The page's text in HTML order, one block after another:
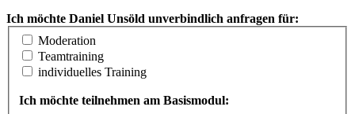
Ich möchte Daniel Unsöld unverbindlich anfragen für:
Moderation
Teamtraining
individuelles Training
Ich möchte teilnehmen am Basismodul: